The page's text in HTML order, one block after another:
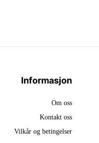
Informasjon
Om oss
Kontakt oss
Vilkår og betingelser